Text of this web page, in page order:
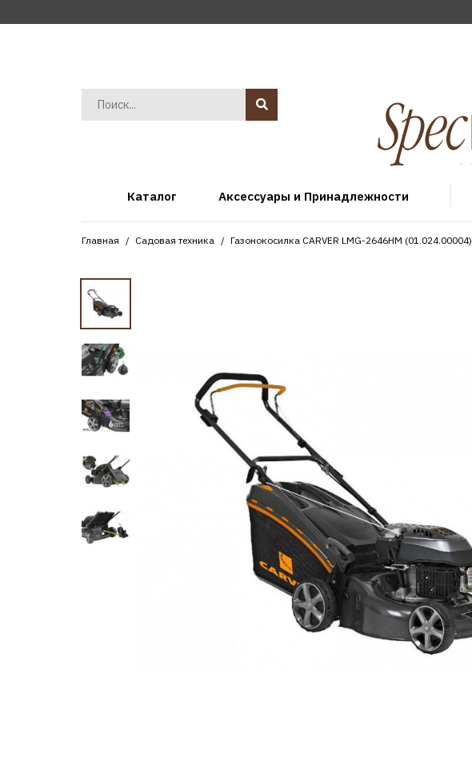
Каталог Аксессуары и Принадлежности
Главная Садовая техника Газонокосилка CARVER LMG-2646HM (01.024.00004)